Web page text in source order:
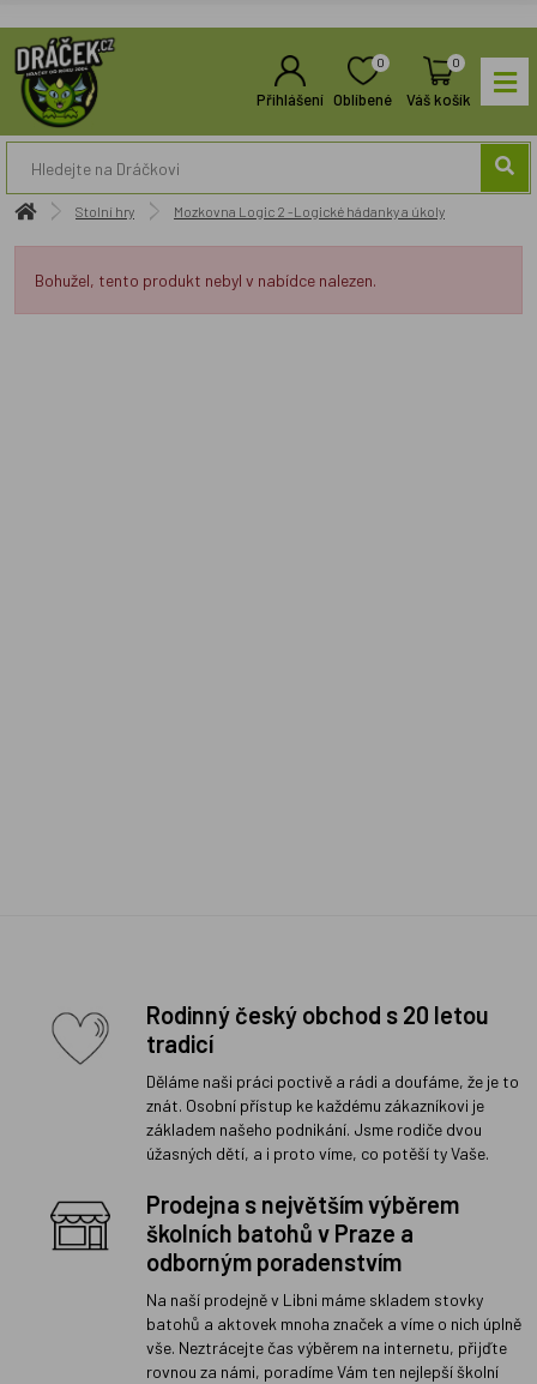
Přihlášení
0
Oblíbené
0
Váš košík
Stolní hry Mozkovna Logic 2 -Logické hádanky a úkoly
Bohužel, tento produkt nebyl v nabídce nalezen.
Rodinný český obchod s 20 letou
tradicí
Děláme naši práci poctivě a rádi a doufáme, že je to
znát. Osobní přístup ke každému zákazníkovi je
základem našeho podnikání. Jsme rodiče dvou
úžasných dětí, a i proto víme, co potěší ty Vaše.
Prodejna s největším výběrem
školních batohů v Praze a
odborným poradenstvím
Na naší prodejně v Libni máme skladem stovky
batohů a aktovek mnoha značek a víme o nich úplně
vše. Neztrácejte čas výběrem na internetu, přijďte
rovnou za námi, poradíme Vám ten nejlepší školní